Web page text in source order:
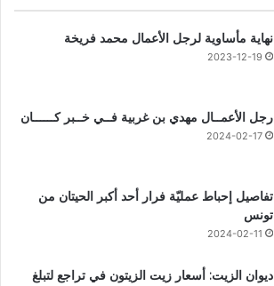
نهاية مأساوية لرجل الأعمال محمد فريخة
2023-12-19
رجل الأعمــال مهدي بن غربية فــي خــبر كــــــان
2024-02-17
تفاصيل إحباط عمليّة فرار أحد أكبر الحيتان من
تونس
2024-02-11
ديوان الزيت: أسعار زيت الزيتون في تراجع لتبلغ